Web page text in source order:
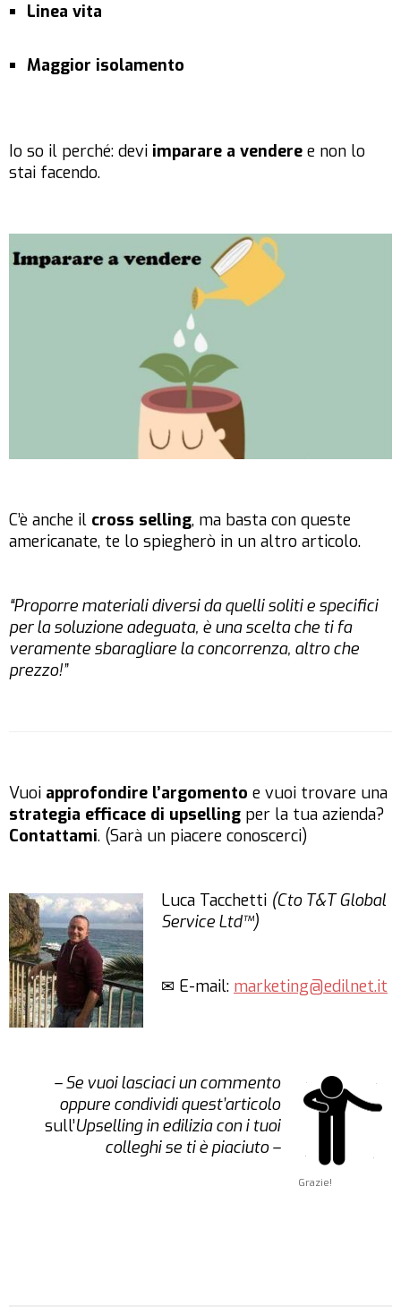
Linea vita
Maggior isolamento
Io so il perché: devi imparare a vendere e non lo
stai facendo.
C’è anche il cross selling, ma basta con queste
americanate, te lo spiegherò in un altro articolo.
“Proporre materiali diversi da quelli soliti e specifici
per la soluzione adeguata, è una scelta che ti fa
veramente sbaragliare la concorrenza, altro che
prezzo!”
Vuoi approfondire l’argomento e vuoi trovare una
strategia efficace di upselling per la tua azienda?
Contattami. (Sarà un piacere conoscerci)
Luca Tacchetti (Cto T&T Global
Service Ltd™)
✉ E-mail: marketing@edilnet.it
Grazie!
– Se vuoi lasciaci un commento
oppure condividi quest’articolo
sull’Upselling in edilizia con i tuoi
colleghi se ti è piaciuto –